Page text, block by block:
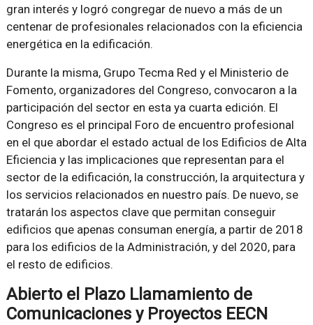
gran interés y logró congregar de nuevo a más de un
centenar de profesionales relacionados con la eficiencia
energética en la edificación.
Durante la misma, Grupo Tecma Red y el Ministerio de
Fomento, organizadores del Congreso, convocaron a la
participación del sector en esta ya cuarta edición. El
Congreso es el principal Foro de encuentro profesional
en el que abordar el estado actual de los Edificios de Alta
Eficiencia y las implicaciones que representan para el
sector de la edificación, la construcción, la arquitectura y
los servicios relacionados en nuestro país. De nuevo, se
tratarán los aspectos clave que permitan conseguir
edificios que apenas consuman energía, a partir de 2018
para los edificios de la Administración, y del 2020, para
el resto de edificios.
Abierto el Plazo Llamamiento de
Comunicaciones y Proyectos EECN